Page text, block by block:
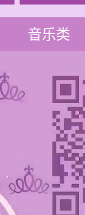
音乐类